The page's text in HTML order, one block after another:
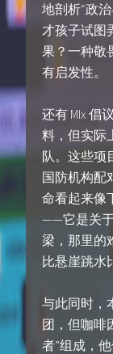
地剖析“政
才孩子试图
果？一种敬
有启发性。
还有 MIx 倡
料，但实际
队。这些项
国防机构配
命看起来像
——它是关
梁，那里的
比悬崖跳水
与此同时，
团，但咖啡
者”组成，